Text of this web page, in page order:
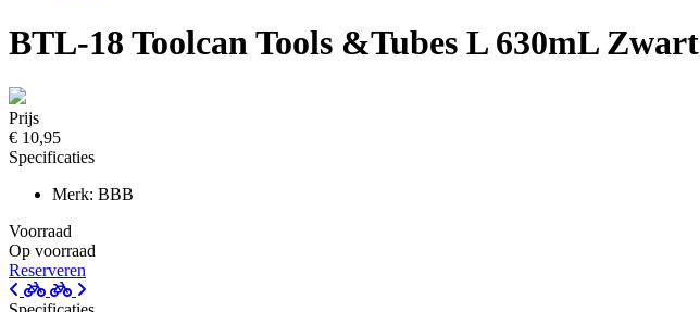
BTL-18 Toolcan Tools &Tubes L 630mL Zwart
Prijs
€ 10,95
Specificaties
Merk: BBB
Voorraad
Op voorraad
Reserveren